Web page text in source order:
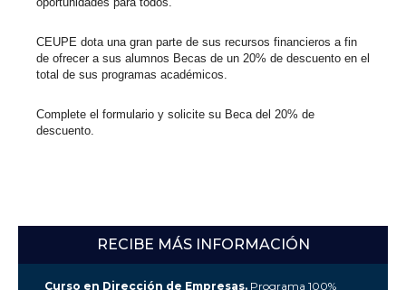
CEUPE dota una gran parte de sus recursos financieros a fin
de ofrecer a sus alumnos Becas de un 20% de descuento en el
total de sus programas académicos.
Complete el formulario y solicite su Beca del 20% de
descuento.
RECIBE MÁS INFORMACIÓN
Curso en Dirección de Empresas.Programa 100%